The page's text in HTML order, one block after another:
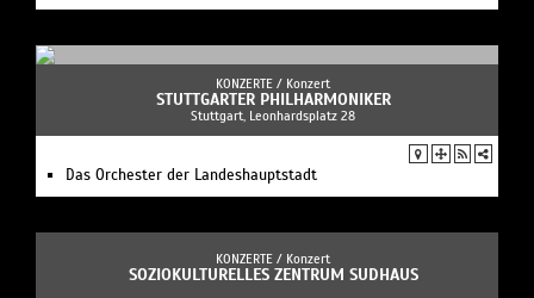
KONZERTE / Konzert
STUTTGARTER PHILHARMONIKER
Stuttgart, Leonhardsplatz 28
Das Orchester der Landeshauptstadt
KONZERTE / Konzert
SOZIOKULTURELLES ZENTRUM SUDHAUS